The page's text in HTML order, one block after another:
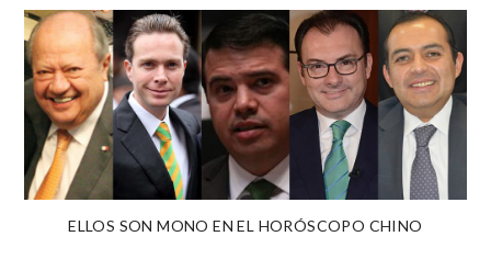
ELLOS SON MONO EN EL HORÓSCOPO CHINO